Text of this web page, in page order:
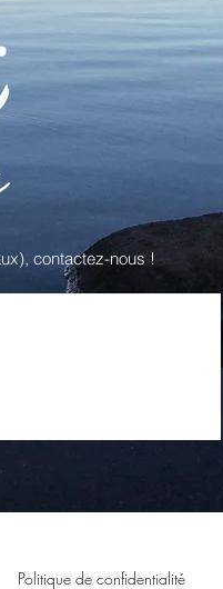
contactez-nous !
Politique de confidentialité